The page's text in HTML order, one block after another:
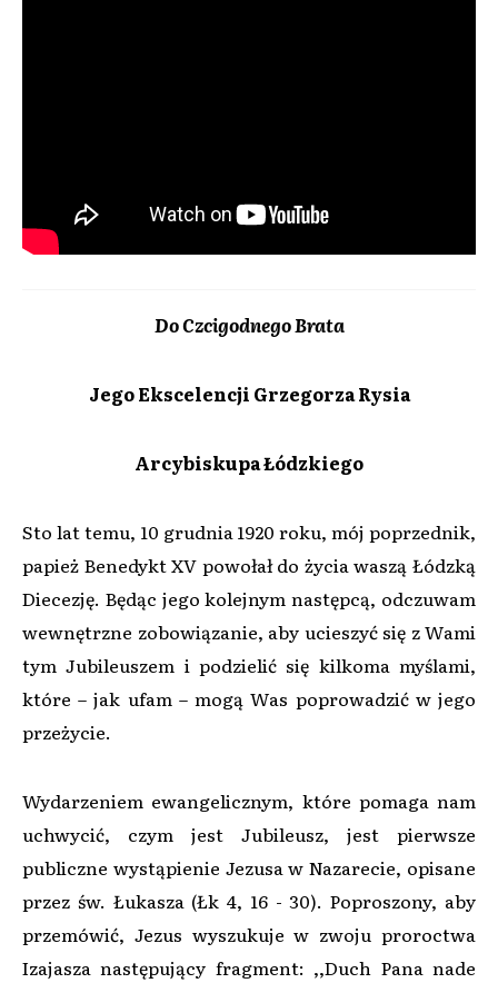
Do Czcigodnego Brata
Jego Ekscelencji Grzegorza Rysia
Arcybiskupa Łódzkiego
Sto lat temu, 10 grudnia 1920 roku, mój poprzednik,
papież Benedykt XV powołał do życia waszą Łódzką
Diecezję. Będąc jego kolejnym następcą, odczuwam
wewnętrzne zobowiązanie, aby ucieszyć się z Wami
tym Jubileuszem i podzielić się kilkoma myślami,
które – jak ufam – mogą Was poprowadzić w jego
przeżycie.
Wydarzeniem ewangelicznym, które pomaga nam
uchwycić, czym jest Jubileusz, jest pierwsze
publiczne wystąpienie Jezusa w Nazarecie, opisane
przez św. Łukasza (Łk 4, 16 - 30). Poproszony, aby
przemówić, Jezus wyszukuje w zwoju proroctwa
Izajasza następujący fragment: ,,Duch Pana nade